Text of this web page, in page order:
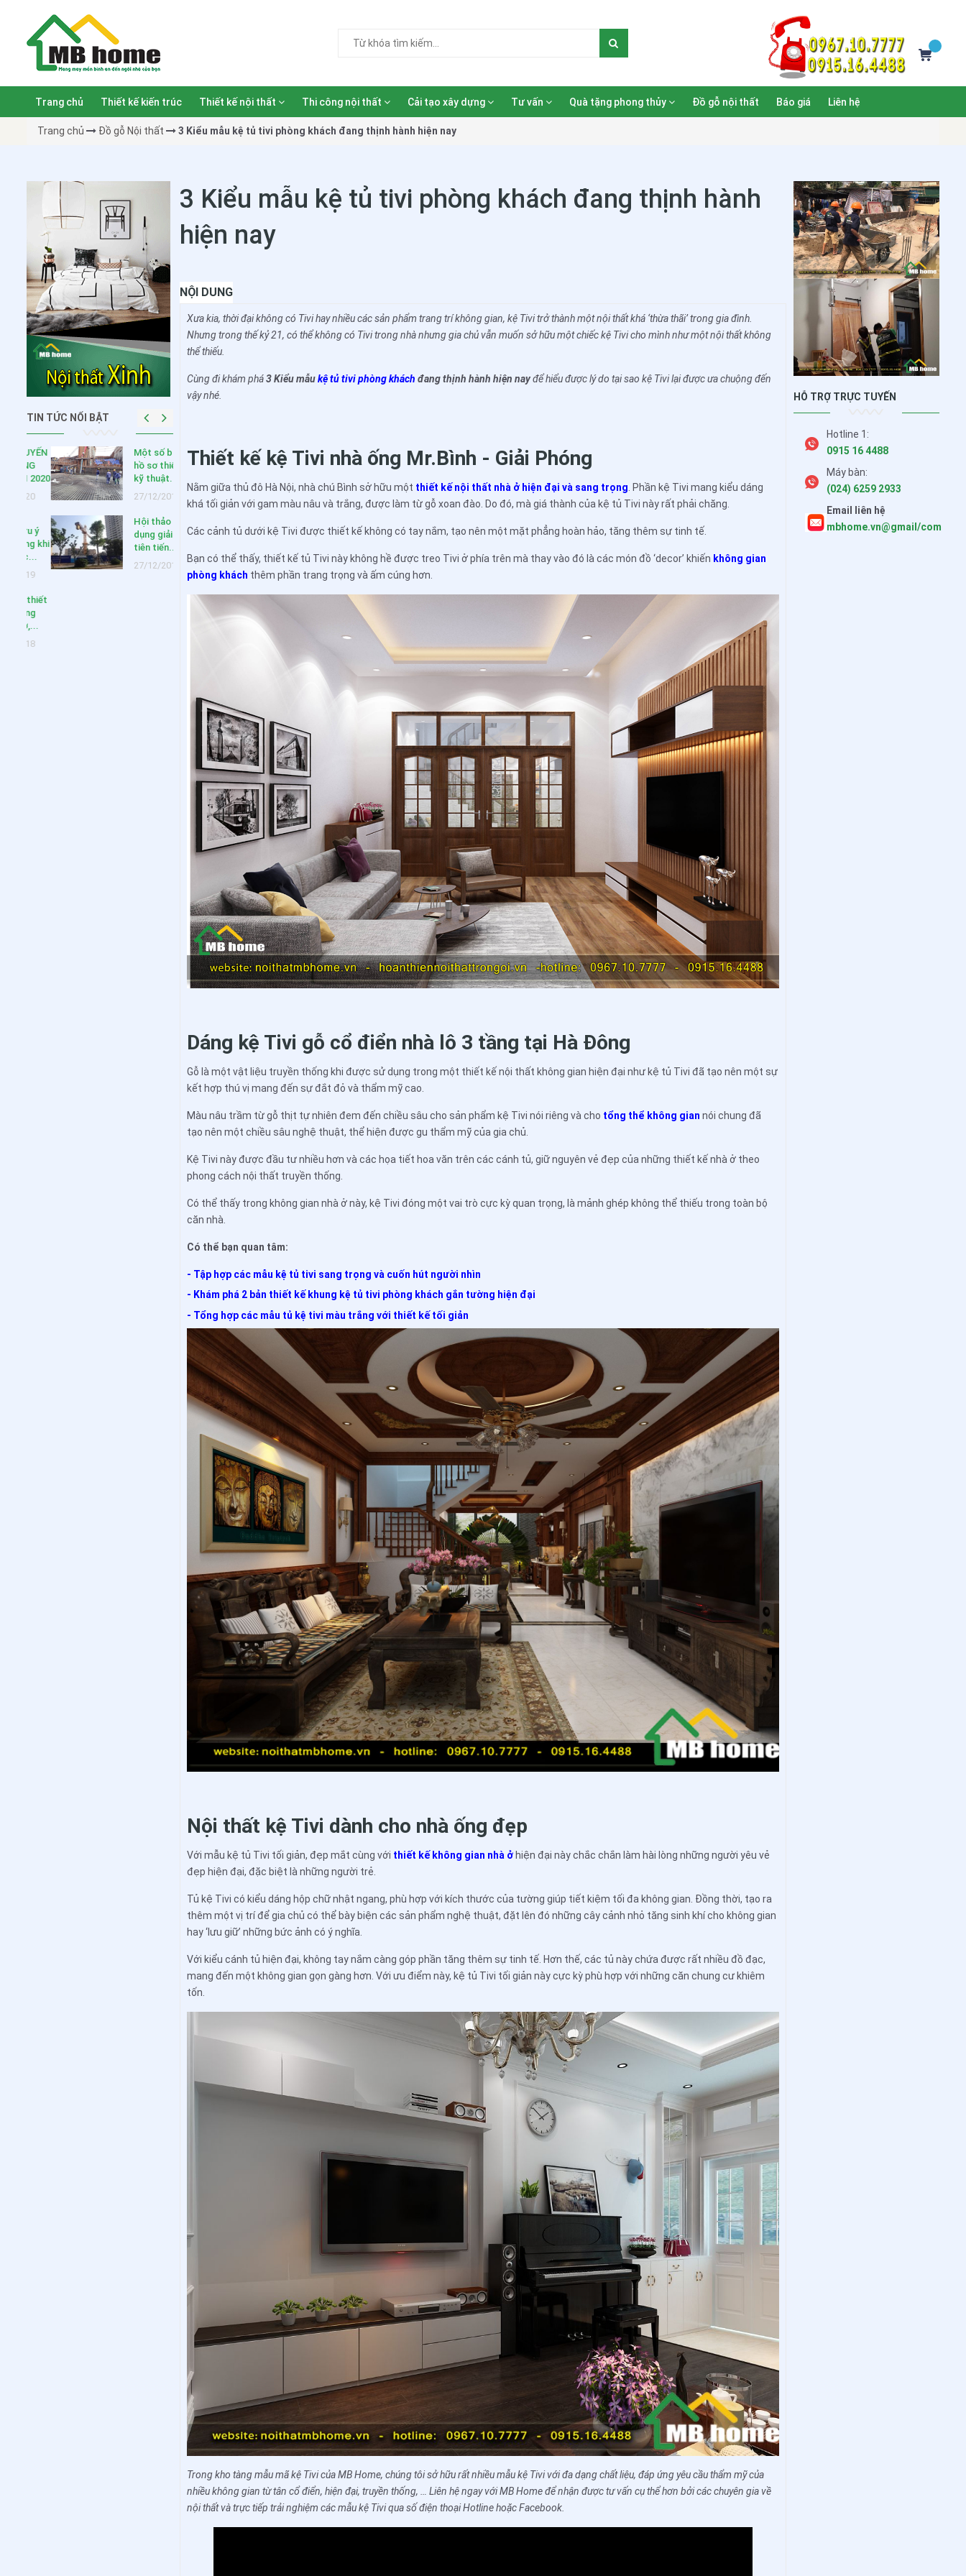
Trang chủ Thiết kế kiến trúc Thiết kế nội thất Thi công nội thất Cải tạo xây dựng Tư vấn Quà tặng phong thủy Đồ gỗ nội thất Báo giá Liên hệ
Trang chủ Đồ gỗ Nội thất 3 Kiểu mẫu kệ tủ tivi phòng khách đang thịnh hành hiện nay
3 Kiểu mẫu kệ tủ tivi phòng khách đang thịnh hành
hiện nay
NỘI DUNG
Xưa kia, thời đại không có Tivi hay nhiều các sản phẩm trang trí không gian, kệ Tivi trở thành một nội thất khá ‘thừa thãi’ trong gia đình.
Nhưng trong thế kỷ 21, có thể không có Tivi trong nhà nhưng gia chủ vẫn muốn sở hữu một chiếc kệ Tivi cho mình như một nội thất không
thể thiếu.
Cùng đi khám phá3 Kiểu mẫukệ tủ tivi phòng khách đang thịnh hành hiện nayđể hiểu được lý do tại sao kệ Tivi lại được ưa chuộng đến
vậy nhé.
Thiết kế kệ Tivi nhà ống Mr.Bình - Giải Phóng
Nằm giữa thủ đô Hà Nội, nhà chú Bình sở hữu một thiết kế nội thất nhà ở hiện đại và sang trọng . Phần kệ Tivi mang kiểu dáng
khá tối giản với gam màu nâu và trắng, được làm từ gỗ xoan đào. Do đó, mà giá thành của kệ tủ Tivi này rất phải chăng.
Các cảnh tủ dưới kệ Tivi được thiết kế không có tay nắm, tạo nên một mặt phẳng hoàn hảo, tăng thêm sự tinh tế.
Bạn có thể thấy, thiết kế tủ Tivi này không hề được treo Tivi ở phía trên mà thay vào đó là các món đồ ‘decor’ khiến không gian
phòng khách thêm phần trang trọng và ấm cúng hơn.
Dáng kệ Tivi gỗ cổ điển nhà lô 3 tầng tại Hà Đông
Gỗ là một vật liệu truyền thống khi được sử dụng trong một thiết kế nội thất không gian hiện đại như kệ tủ Tivi đã tạo nên một sự
kết hợp thú vị mang đến sự đắt đỏ và thẩm mỹ cao.
Màu nâu trầm từ gỗ thịt tự nhiên đem đến chiều sâu cho sản phẩm kệ Tivi nói riêng và cho tổng thể không gian nói chung đã
tạo nên một chiều sâu nghệ thuật, thể hiện được gu thẩm mỹ của gia chủ.
Kệ Tivi này được đầu tư nhiều hơn và các họa tiết hoa văn trên các cánh tủ, giữ nguyên vẻ đẹp của những thiết kế nhà ở theo
phong cách nội thất truyền thống.
Có thể thấy trong không gian nhà ở này, kệ Tivi đóng một vai trò cực kỳ quan trọng, là mảnh ghép không thể thiếu trong toàn bộ
căn nhà.
Có thể bạn quan tâm:
- Tập hợp các mẫu kệ tủ tivi sang trọng và cuốn hút người nhìn
- Khám phá 2 bản thiết kế khung kệ tủ tivi phòng khách gắn tường hiện đại
- Tổng hợp các mẫu tủ kệ tivi màu trắng với thiết kế tối giản
Nội thất kệ Tivi dành cho nhà ống đẹp
Với mẫu kệ tủ Tivi tối giản, đẹp mắt cùng với thiết kế không gian nhà ở hiện đại này chắc chắn làm hài lòng những người yêu vẻ
đẹp hiện đại, đặc biệt là những người trẻ.
Tủ kệ Tivi có kiểu dáng hộp chữ nhật ngang, phù hợp với kích thước của tường giúp tiết kiệm tối đa không gian. Đồng thời, tạo ra
thêm một vị trí để gia chủ có thể bày biện các sản phẩm nghệ thuật, đặt lên đó những cây cảnh nhỏ tăng sinh khí cho không gian
hay ‘lưu giữ’ những bức ảnh có ý nghĩa.
Với kiểu cánh tủ hiện đại, không tay nắm càng góp phần tăng thêm sự tinh tế. Hơn thế, các tủ này chứa được rất nhiều đồ đạc,
mang đến một không gian gọn gàng hơn. Với ưu điểm này, kệ tủ Tivi tối giản này cực kỳ phù hợp với những căn chung cư khiêm
tốn.
Trong kho tàng mẫu mã kệ Tivi của MB Home, chúng tôi sở hữu rất nhiều mẫu kệ Tivi với đa dạng chất liệu, đáp ứng yêu cầu thẩm mỹ của
nhiều không gian từ tân cổ điển, hiện đại, truyền thống, … Liên hệ ngay với MB Home để nhận được tư vấn cụ thể hơn bởi các chuyên gia về
nội thất và trực tiếp trải nghiệm các mẫu kệ Tivi qua số điện thoại Hotline hoặc Facebook.
TIN TỨC NỔI BẬT
Một số bản vẽ
hồ sơ thiết kế
kỹ thuật...
27/12/2018
Hội thảo “Áp
dụng giải pháp
tiên tiến...
27/12/2018
HỖ TRỢ TRỰC TUYẾN
Hotline 1:
0915 16 4488
Máy bàn:
(024) 6259 2933
Email liên hệ
mbhome.vn@gmail/com